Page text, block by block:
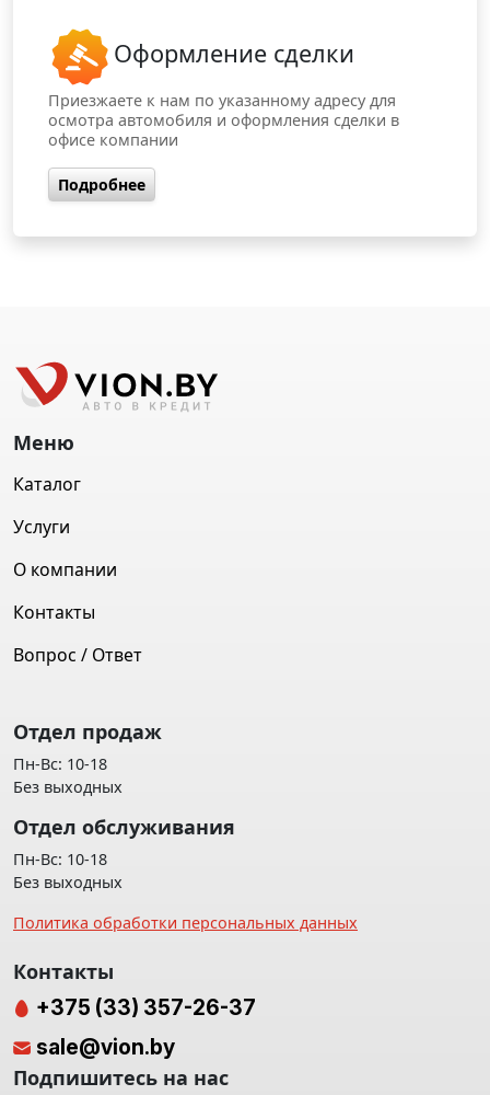
Оформление сделки
Приезжаете к нам по указанному адресу для
осмотра автомобиля и оформления сделки в
офисе компании
Подробнее
Меню
Каталог
Услуги
О компании
Контакты
Вопрос / Ответ
Отдел продаж
Пн-Вс: 10-18
Без выходных
Отдел обслуживания
Пн-Вс: 10-18
Без выходных
Политика обработки персональных данных
Контакты
+375 (33) 357-26-37
sale@vion.by
Подпишитесь на нас